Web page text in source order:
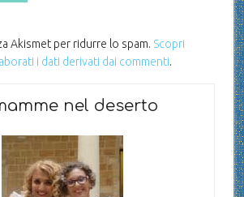
Akismet per ridurre lo spam. Scopri
i dati derivati dai commenti.
nel deserto